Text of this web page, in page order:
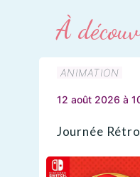
À
ANIMATION
12 août 2026 à
Journée